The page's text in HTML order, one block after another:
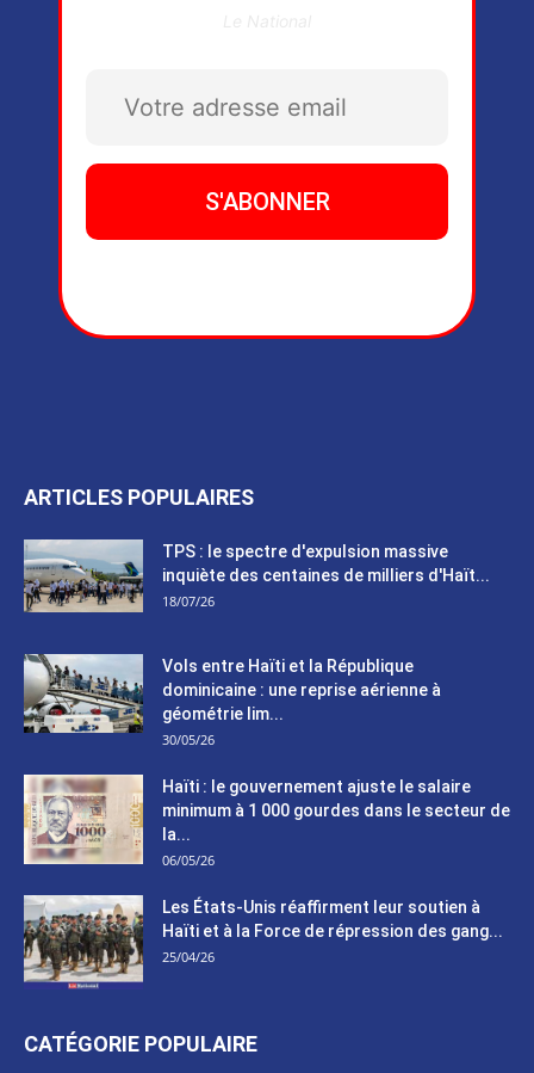
ARTICLES POPULAIRES
TPS : le spectre d'expulsion massive
inquiète des centaines de milliers d'Haït...
18/07/26
Vols entre Haïti et la République
dominicaine : une reprise aérienne à
géométrie lim...
30/05/26
Haïti : le gouvernement ajuste le salaire
minimum à 1 000 gourdes dans le secteur de
la...
06/05/26
Les États-Unis réaffirment leur soutien à
Haïti et à la Force de répression des gang...
25/04/26
CATÉGORIE POPULAIRE